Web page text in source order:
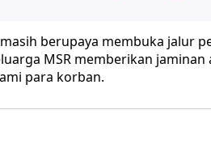
berupaya membuka jalur
MSR memberikan jaminan
para korban.